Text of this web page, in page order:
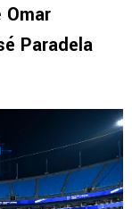
Omar
Paradela